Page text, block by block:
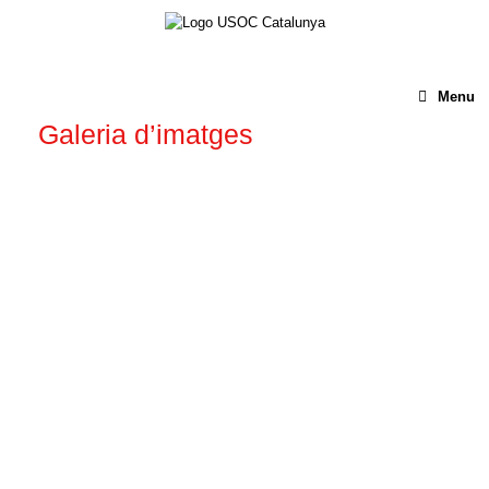
Menu
Galeria d’imatges